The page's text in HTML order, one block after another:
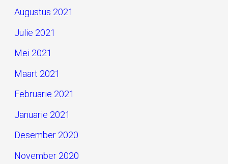
Augustus 2021
Julie 2021
Mei 2021
Maart 2021
Februarie 2021
Januarie 2021
Desember 2020
November 2020